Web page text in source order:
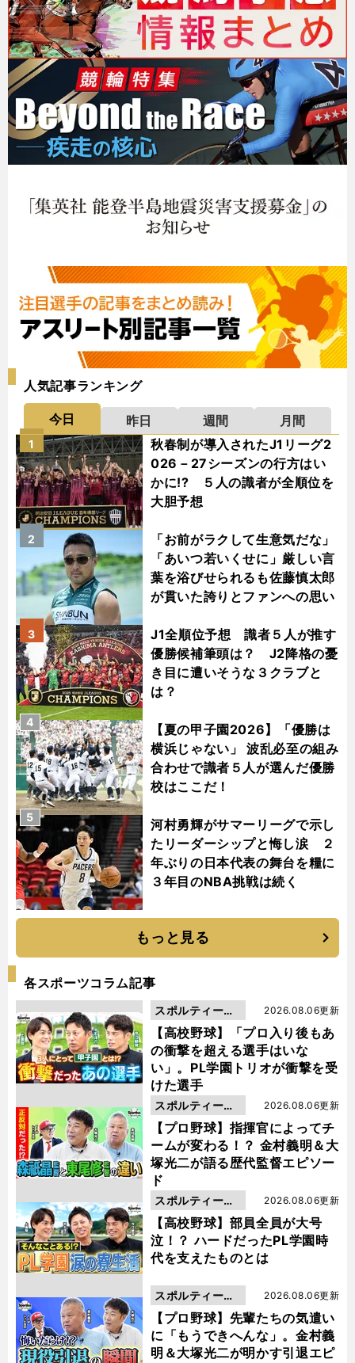
人気記事ランキング
今日 昨日 週間
月間
秋春制が導入されたJ1リーグ2
026－27シーズンの行方はい
かに!? ５人の識者が全順位を
大胆予想
1
「お前がラクして生意気だな」
「あいつ若いくせに」厳しい言
葉を浴びせられるも佐藤慎太郎
が貫いた誇りとファンへの思い
2
J1全順位予想 識者５人が推す
優勝候補筆頭は？ J2降格の憂
き目に遭いそうな３クラブと
は？
3
【夏の甲子園2026】「優勝は
横浜じゃない」 波乱必至の組み
合わせで識者５人が選んだ優勝
校はここだ！
4
河村勇輝がサマーリーグで示し
たリーダーシップと悔し涙 ２
年ぶりの日本代表の舞台を糧に
３年目のNBA挑戦は続く
5
もっと見る
各スポーツコラム記事
【高校野球】「プロ入り後もあ
の衝撃を超える選手はいな
い」。PL学園トリオが衝撃を受
けた選手
2026.08.06更新
スポルティーバ
動画
【プロ野球】指揮官によってチ
ームが変わる！？ 金村義明＆大
塚光二が語る歴代監督エピソー
ド
2026.08.06更新
スポルティーバ
動画
【高校野球】部員全員が大号
泣！？ ハードだったPL学園時
代を支えたものとは
2026.08.06更新
スポルティーバ
動画
【プロ野球】先輩たちの気遣い
に「もうできへんな」。金村義
明＆大塚光二が明かす引退エピ
2026.08.06更新
スポルティーバ
動画